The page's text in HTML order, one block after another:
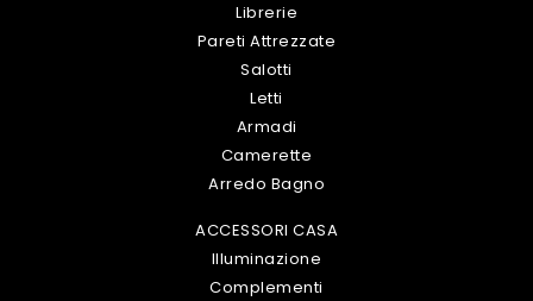
Librerie
Pareti Attrezzate
Salotti
Letti
Armadi
Camerette
Arredo Bagno
ACCESSORI CASA
Illuminazione
Complementi